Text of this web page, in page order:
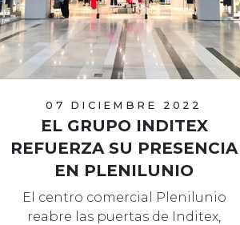
07 DICIEMBRE 2022
EL GRUPO INDITEX
REFUERZA SU PRESENCIA
EN PLENILUNIO
El centro comercial Plenilunio
reabre las puertas de Inditex,